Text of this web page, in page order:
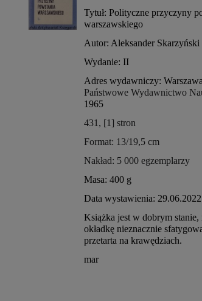
Tytuł: Polityczne przyczyny
warszawskiego
Autor: Aleksander Skarzyński
Wydanie: II
Adres wydawniczy:
Państwowe Wydawnictwo
1965
431, [1] stron
Format: 13/19,5 cm
Nakład: 5 000 egzemplarzy
Masa: 400 g
Data wystawienia: 29.06.2022
Książka jest w dobrym stanie,
okładkę nieznacznie
przetarta na krawędziach.
mar